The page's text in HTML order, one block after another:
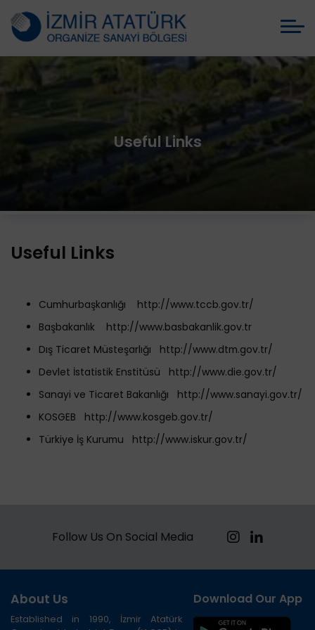
Useful Links
Useful Links
Cumhurbaşkanlığı http://www.tccb.gov.tr/
Başbakanlık http://www.basbakanlik.gov.tr
Dış Ticaret Müsteşarlığı http://www.dtm.gov.tr/
Devlet İstatistik Enstitüsü http://www.die.gov.tr/
Sanayi ve Ticaret Bakanlığı http://www.sanayi.gov.tr/
KOSGEB http://www.kosgeb.gov.tr/
Türkiye İş Kurumu http://www.iskur.gov.tr/
Follow Us On Social Media
About Us
Established in 1990, İzmir Atatürk
Download Our App